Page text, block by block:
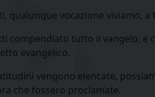
qualunque vocazione viviamo,
compendiato tutto il vangelo, e
evangelico.
vengono elencate,
che fossero proclamate.